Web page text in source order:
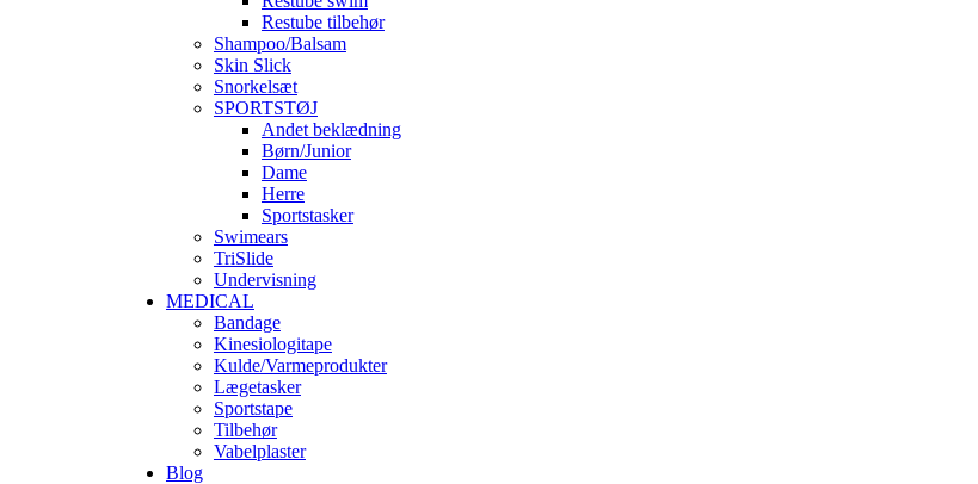
Restube tilbehør
Shampoo/Balsam
Skin Slick
Snorkelsæt
SPORTSTØJ
Andet beklædning
Børn/Junior
Dame
Herre
Sportstasker
Swimears
TriSlide
Undervisning
MEDICAL
Bandage
Kinesiologitape
Kulde/Varmeprodukter
Lægetasker
Sportstape
Tilbehør
Vabelplaster
Blog